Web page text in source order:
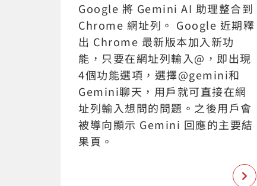
Google 將 Gemini AI 助理整合到
Chrome 網址列。 Google 近期釋
出 Chrome 最新版本加入新功
能，只要在網址列輸入@，即出現
4個功能選項，選擇@gemini和
Gemini聊天，用戶就可直接在網
址列輸入想問的問題。之後用戶會
被導向顯示 Gemini 回應的主要結
果頁。